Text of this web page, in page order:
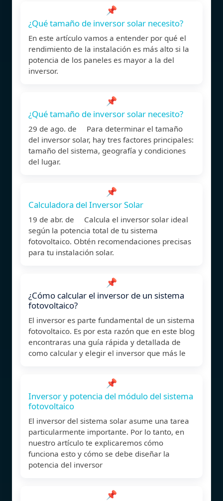
📌
¿Qué tamaño de inversor solar necesito?
En este artículo vamos a entender por qué el
rendimiento de la instalación es más alto si la
potencia de los paneles es mayor a la del
inversor.
📌
¿Qué tamaño de inversor solar necesito?
29 de ago. de Para determinar el tamaño
del inversor solar, hay tres factores principales:
tamaño del sistema, geografía y condiciones
del lugar.
📌
Calculadora del Inversor Solar
19 de abr. de Calcula el inversor solar ideal
según la potencia total de tu sistema
fotovoltaico. Obtén recomendaciones precisas
para tu instalación solar.
📌
¿Cómo calcular el inversor de un sistema
fotovoltaico?
El inversor es parte fundamental de un sistema
fotovoltaico. Es por esta razón que en este blog
encontraras una guía rápida y detallada de
como calcular y elegir el inversor que más le
📌
Inversor y potencia del módulo del sistema
fotovoltaico
El inversor del sistema solar asume una tarea
particularmente importante. Por lo tanto, en
nuestro artículo te explicaremos cómo
funciona esto y cómo se debe diseñar la
potencia del inversor
📌